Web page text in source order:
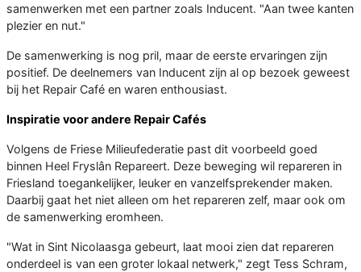
samenwerken met een partner zoals Inducent. "Aan twee kanten
plezier en nut."
De samenwerking is nog pril, maar de eerste ervaringen zijn
positief. De deelnemers van Inducent zijn al op bezoek geweest
bij het Repair Café en waren enthousiast.
Inspiratie voor andere Repair Cafés
Volgens de Friese Milieufederatie past dit voorbeeld goed
binnen Heel Fryslân Repareert. Deze beweging wil repareren in
Friesland toegankelijker, leuker en vanzelfsprekender maken.
Daarbij gaat het niet alleen om het repareren zelf, maar ook om
de samenwerking eromheen.
"Wat in Sint Nicolaasga gebeurt, laat mooi zien dat repareren
onderdeel is van een groter lokaal netwerk," zegt Tess Schram,